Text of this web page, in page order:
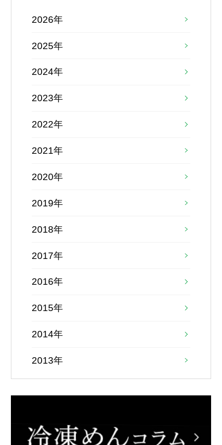
2026年
2025年
2024年
2023年
2022年
2021年
2020年
2019年
2018年
2017年
2016年
2015年
2014年
2013年